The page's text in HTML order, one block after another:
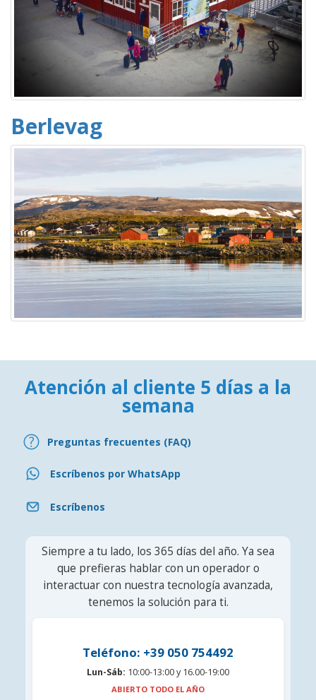
Berlevag
Atención al cliente 5 días a la
semana
Preguntas frecuentes (FAQ)
Escríbenos por WhatsApp
Escríbenos
Siempre a tu lado, los 365 días del año. Ya sea
que prefieras hablar con un operador o
interactuar con nuestra tecnología avanzada,
tenemos la solución para ti.
Teléfono: +39 050 754492
Lun-Sáb: 10:00-13:00 y 16.00-19:00
ABIERTO TODO EL AÑO